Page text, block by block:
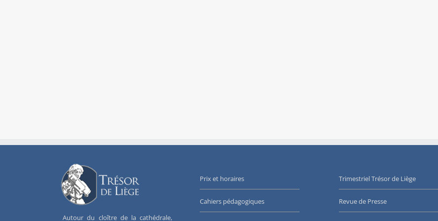
Autour du cloître de la cathédrale,
Prix et horaires
Cahiers pédagogiques
Trimestriel Trésor de Liège
Revue de Presse